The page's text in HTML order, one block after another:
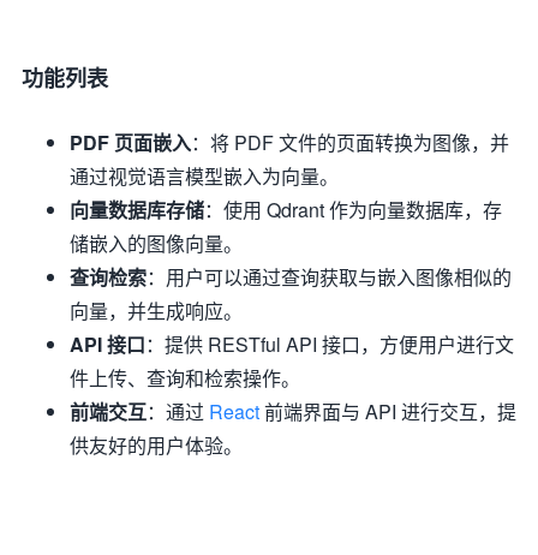
功能列表
PDF 页面嵌入：将 PDF 文件的页面转换为图像，并
通过视觉语言模型嵌入为向量。
向量数据库存储：使用 Qdrant 作为向量数据库，存
储嵌入的图像向量。
查询检索：用户可以通过查询获取与嵌入图像相似的
向量，并生成响应。
API 接口：提供 RESTful API 接口，方便用户进行文
件上传、查询和检索操作。
前端交互：通过 React前端界面与 API 进行交互，提
供友好的用户体验。